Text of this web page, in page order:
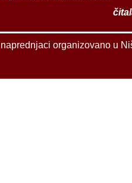
naprednjaci organizovano u